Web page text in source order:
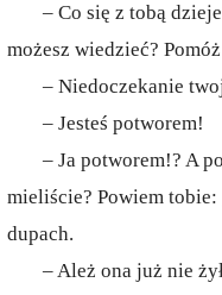
– Co się z tobą
możesz wiedzieć?
– Niedoczekanie
– Jesteś potworem!
– Ja potworem!? A
mieliście? Powiem
dupach.
– Ależ ona już nie